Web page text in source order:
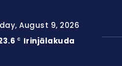
August 9, 2026
C Irinjālakuda